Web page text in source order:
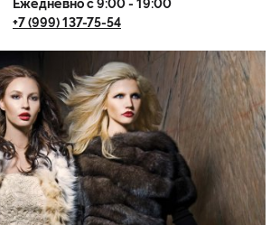
Ежедневно с 9:00 - 19:00
+7 (999) 137-75-54